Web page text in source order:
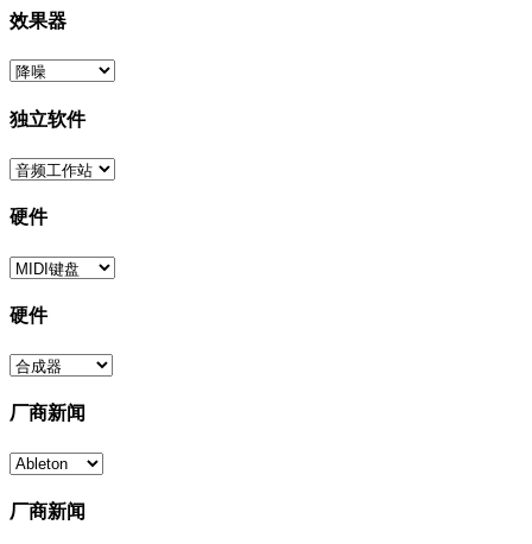
效果器
独立软件
硬件
硬件
厂商新闻
厂商新闻